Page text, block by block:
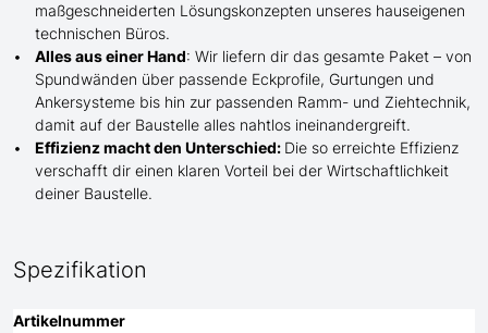
maßgeschneiderten Lösungskonzepten unseres hauseigenen
technischen Büros.
Alles aus einer Hand: Wir liefern dir das gesamte Paket – von
Spundwänden über passende Eckprofile, Gurtungen und
Ankersysteme bis hin zur passenden Ramm- und Ziehtechnik,
damit auf der Baustelle alles nahtlos ineinandergreift.
Effizienz macht den Unterschied: Die so erreichte Effizienz
verschafft dir einen klaren Vorteil bei der Wirtschaftlichkeit
deiner Baustelle.
Spezifikation
Artikelnummer